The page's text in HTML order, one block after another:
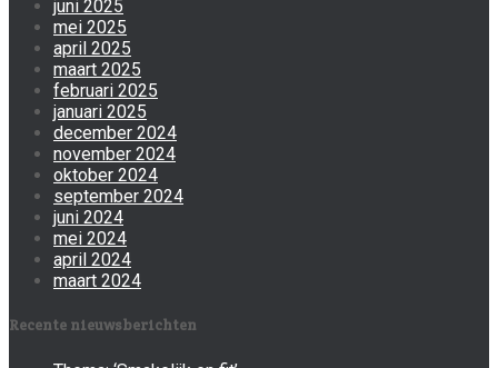
juni 2025
mei 2025
april 2025
maart 2025
februari 2025
januari 2025
december 2024
november 2024
oktober 2024
september 2024
juni 2024
mei 2024
april 2024
maart 2024
Recente nieuwsberichten